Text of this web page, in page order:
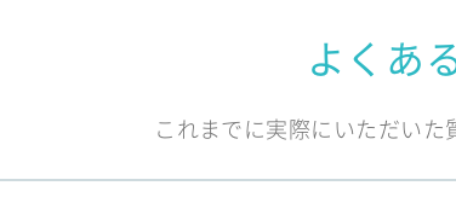
よくあ
これまでに実際にいただい